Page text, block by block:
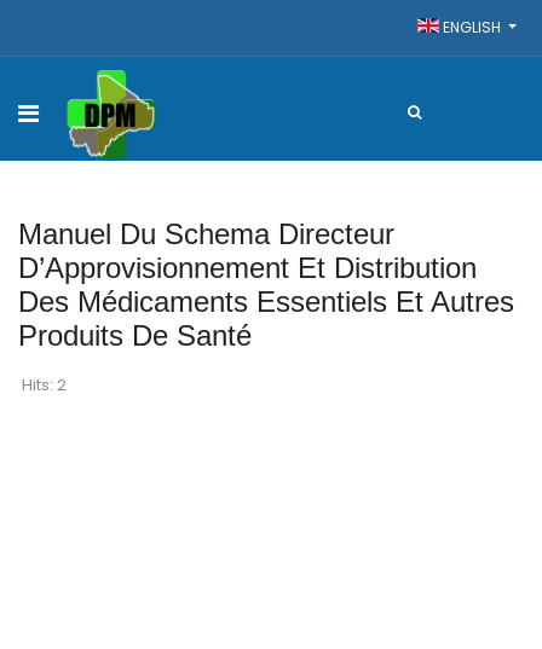
ENGLISH
Manuel Du Schema Directeur
D’Approvisionnement Et Distribution
Des Médicaments Essentiels Et Autres
Produits De Santé
Hits: 2